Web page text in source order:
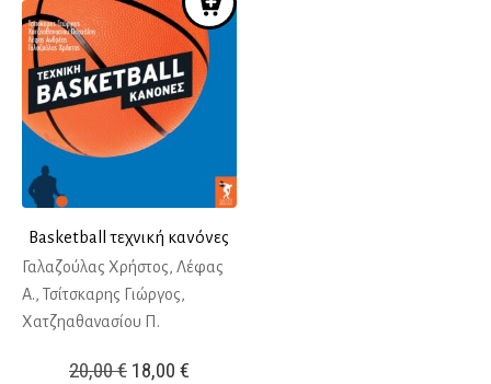
Basketball τεχνική κανόνες
Γαλαζούλας Χρήστος, Λέφας
Α., Τσίτσκαρης Γιώργος,
Χατζηαθανασίου Π.
20,00€ Original
18,00 €Η